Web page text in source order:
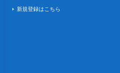
新規登録はこちら